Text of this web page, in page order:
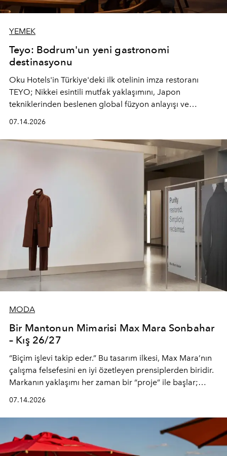
YEMEK
Teyo: Bodrum'un yeni gastronomi
destinasyonu
Oku Hotels'in Türkiye'deki ilk otelinin imza restoranı
TEYO; Nikkei esintili mutfak yaklaşımını, Japon
tekniklerinden beslenen global füzyon anlayışı ve
07.14.2026
MODA
Bir Mantonun Mimarisi Max Mara Sonbahar
– Kış 26/27
“Biçim işlevi takip eder.” Bu tasarım ilkesi, Max Mara’nın
çalışma felsefesini en iyi özetleyen prensiplerden biridir.
Markanın yaklaşımı her zaman bir “proje” ile başlar;
(savoir-faire) buluşan parçalara dönüştürmek.
07.14.2026